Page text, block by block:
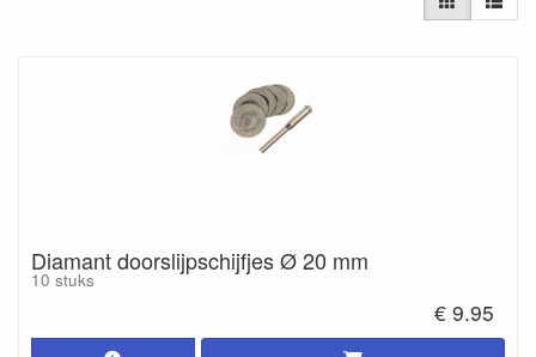
Diamant doorslijpschijfjes Ø 20 mm
10 stuks
€ 9.95